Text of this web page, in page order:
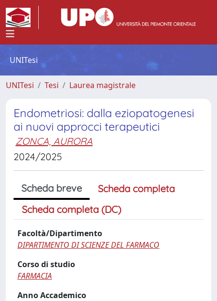
UNITesi
UNITesi Tesi Laurea magistrale
Endometriosi: dalla eziopatogenesi
ai nuovi approcci terapeutici
ZONCA, AURORA
2024/2025
Scheda breve
Scheda completa
Scheda completa (DC)
Facoltà/Dipartimento
DIPARTIMENTO DI SCIENZE DEL FARMACO
Corso di studio
FARMACIA
Anno Accademico